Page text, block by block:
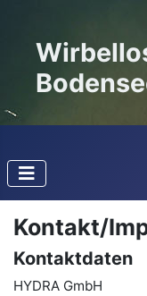
Kontakt/
Kontaktdaten
HYDRA GmbH